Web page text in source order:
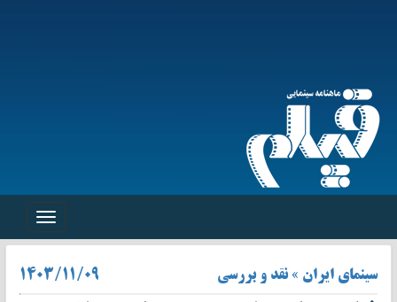
Toggle
سینمای ایران » نقد و بررسی ۱۴۰۳/۱۱/۰۹